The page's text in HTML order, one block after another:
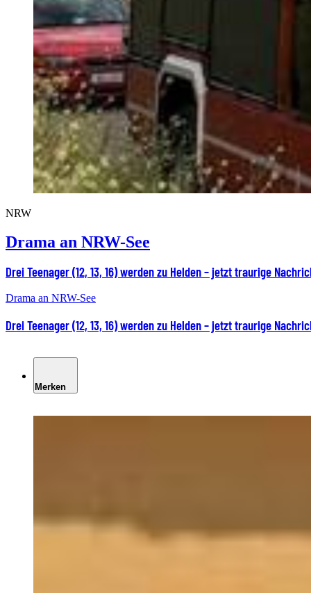
NRW
Drama an NRW-See
Drei Teenager (12, 13, 16) werden zu Helden – jetzt traurige
Drama an NRW-See
Drei Teenager (12, 13, 16) werden zu Helden – jetzt traurige
Merken